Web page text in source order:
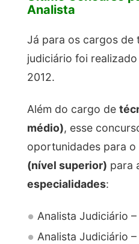
Analista
Já para os cargos de
judiciário foi
2012.
Além do cargo de
médio), esse
oportunidades para
(nível superior) para
especialidades:
Analista Judiciário
Analista Judiciário